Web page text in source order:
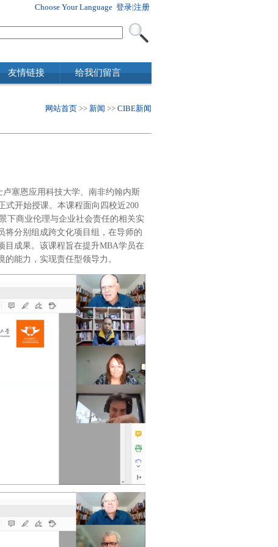
Choose Your Language 登录 注册
友情链接 给我们留言
网站首页 >> 新闻 >> CIBE新闻
卢塞恩应用科技大学 、南非约翰内斯
式开始授课。本课程面向四校近200
下商业伦理与企业社会责任的相关实
将分别组成跨文化项目组，在导师的
目成果。该课程旨在提升MBA学员在
能力，实现责任型领导力。